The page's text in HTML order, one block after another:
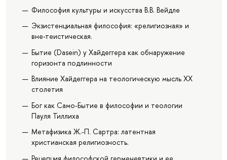
Философия культуры и искусства В.В. Вейдле
Экзистенциальная философия: «религиозная» и
вне-теистическая.
Бытие (Dasein) у Хайдеггера как обнаружение
горизонта подлинности
Влияние Хайдеггера на теологическую мысль ХХ
столетия
Бог как Само-Бытие в философии и теологии
Пауля Тиллиха
Метафизика Ж.-П. Сартра: латентная
христианская религиозность.